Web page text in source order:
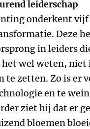
leiderschap
onderkent
Deze
in leiders
het wel weten, niet
te zetten. Zo is er
en te
ziet hij dat er
bloemen